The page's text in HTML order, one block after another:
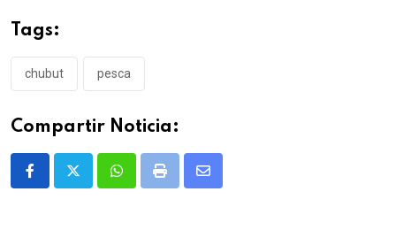
Tags:
chubut pesca
Compartir Noticia:
WhatsappPrint
Share